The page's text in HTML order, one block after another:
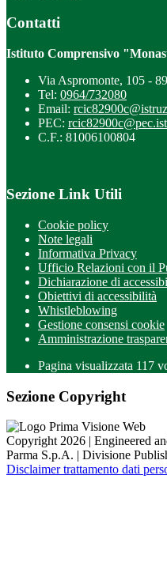
Contatti
Istituto Comprensivo
Via Aspromonte, 105 -
Tel: 0964/732080
Email:
PEC:
C.F.: 81006100804
Sezione Link Utili
Cookie policy
Note legali
Informativa Privacy
Ufficio Relazioni con il
Dichiarazione di
Obiettivi di accessibilità
Whistleblowing
Gestione consensi cookie
Amministrazione
Pagina visualizzata 117
Sezione Copyright
Copyright 2026 | Engineered
Parma S.p.A. | Divisione
Disclaimer trattamento dati